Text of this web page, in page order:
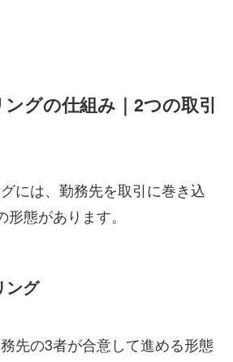
グの仕組み｜2つの取引
には、勤務先を取引に巻き込
態があります。
ング
先の3者が合意して進める形態